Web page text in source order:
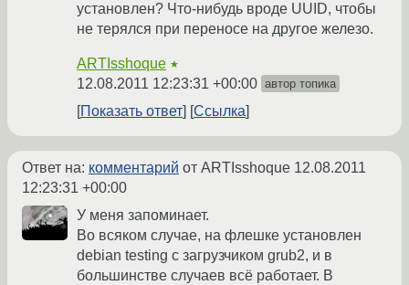
установлен? Что-нибудь вроде UUID, чтобы
не терялся при переносе на другое железо.
ARTIsshoque ★
12.08.2011 12:23:31 +00:00 автор топика
Показать ответ Ссылка
Ответ на: комментарий от ARTIsshoque 12.08.2011
12:23:31 +00:00
У меня запоминает.
Во всяком случае, на флешке установлен
debian testing с загрузчиком grub2, и в
большинстве случаев всё работает. В